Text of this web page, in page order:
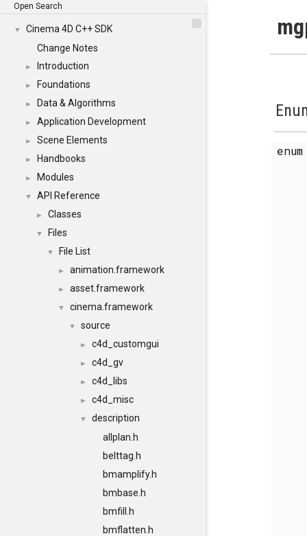
Open Search
▼
Cinema 4D C++ SDK
Change Notes
► Introduction
► Foundations
► Data & Algorithms
► Application Development
► Scene Elements
► Handbooks
► Modules
▼ API Reference
► Classes
▼ Files
▼ File List
► animation.framework
► asset.framework
▼ cinema.framework
▼ source
► c4d_customgui
► c4d_gv
► c4d_libs
► c4d_misc
▼
description
allplan.h
belttag.h
bmamplify.h
bmbase.h
bmfill.h
bmflatten.h